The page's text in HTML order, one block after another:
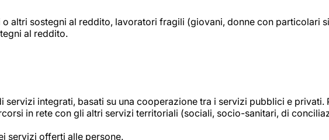
altri sostegni al reddito, lavoratori fragili (giovani, donne con particolari
al reddito.
integrati, basati su una cooperazione tra i servizi pubblici e
in rete con gli altri servizi territoriali (sociali, socio-sanitari, di
servizi offerti alle persone.